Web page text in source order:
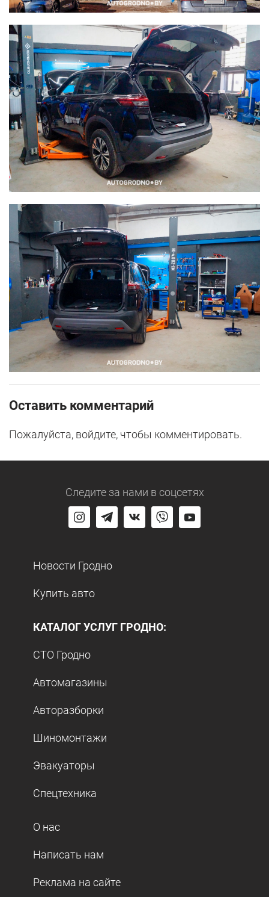
Оставить комментарий
Пожалуйста, войдите, чтобы комментировать.
Следите за нами в соцсетях
Новости Гродно
Купить авто
КАТАЛОГ УСЛУГ ГРОДНО:
СТО Гродно
Автомагазины
Авторазборки
Шиномонтажи
Эвакуаторы
Спецтехника
О нас
Написать нам
Реклама на сайте